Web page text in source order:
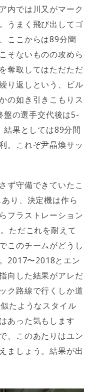
内では川又がマーク
うまく飛び出してゴ
ここからは89分間
そないものの攻めら
奪取してはただただ
り返しという、ビル
の如き引きこもりス
の選手交代後は5-
果としては89分間
。これぞ尹晶煥サッ
ず守備できていたこ
り、決定機は作ら
フラストレーション
ただこれを耐えて
このチームがどうし
2017〜2018とエン
向した結果がアレだ
ク路線で行くしか道
たようなスタイル
あった気もします
、このあたりはユン
ましょう。結果が出